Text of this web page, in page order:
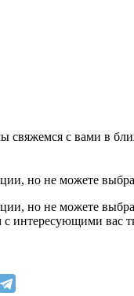
свяжемся с вами в
но не можете
но не можете
интересующими вас